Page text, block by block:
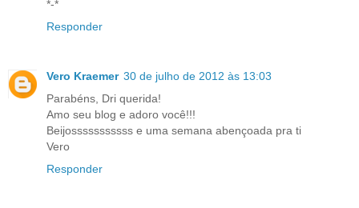
*-*
Responder
Vero Kraemer 30 de julho de 2012 às 13:03
Parabéns, Dri querida!
Amo seu blog e adoro você!!!
Beijosssssssssss e uma semana abençoada pra ti
Vero
Responder